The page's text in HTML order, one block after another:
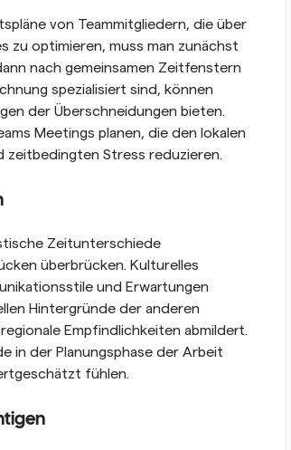
von Teammitgliedern, die über
zu optimieren, muss man zunächst
nach gemeinsamen Zeitfenstern
spezialisiert sind, können
der Überschneidungen bieten.
Meetings planen, die den lokalen
zeitbedingten Stress reduzieren.
Zeitunterschiede
überbrücken. Kulturelles
und Erwartungen
Hintergründe der anderen
Empfindlichkeiten abmildert.
in der Planungsphase der Arbeit
fühlen.